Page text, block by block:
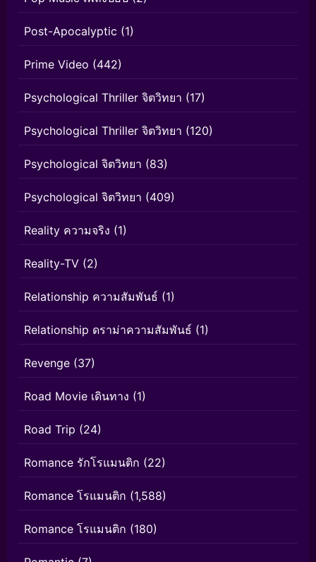
Post-Apocalyptic (1)
Prime Video (442)
Psychological Thriller จิตวิทยา (17)
Psychological Thriller จิตวิทยา (120)
Psychological จิตวิทยา (83)
Psychological จิตวิทยา (409)
Reality ความจริง (1)
Reality-TV (2)
Relationship ความสัมพันธ์ (1)
Relationship ดราม่าความสัมพันธ์ (1)
Revenge (37)
Road Movie เดินทาง (1)
Road Trip (24)
Romance รักโรแมนติก (22)
Romance โรแมนติก (1,588)
Romance โรแมนติก (180)